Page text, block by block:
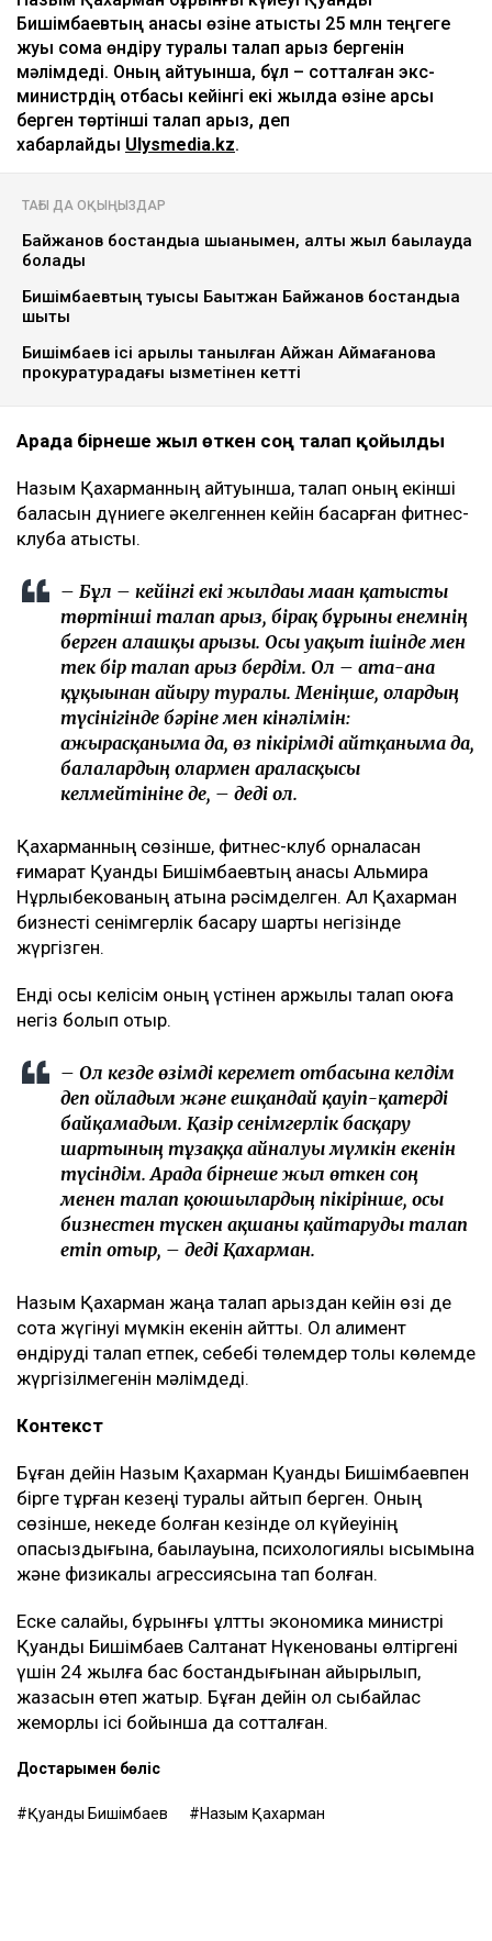
Бишімбаевтың анасы өзіне қатысты 25 млн теңгеге
жуық сома өндіру туралы талап арыз бергенін
мәлімдеді. Оның айтуынша, бұл – сотталған экс-
министрдің отбасы кейінгі екі жылда өзіне қарсы
берген төртінші талап арыз, деп
хабарлайды Ulysmedia.kz.
ТАҒЫ ДА ОҚЫҢЫЗДАР
Байжанов бостандыққа шыққанымен, алты жыл бақылауда
болады
Бишімбаевтың туысы Бақытжан Байжанов бостандыққа
шықты
Бишімбаев ісі арқылы танылған Айжан Аймағанова
прокуратурадағы қызметінен кетті
Арада бірнеше жыл өткен соң талап қойылды
Назым Қахарманның айтуынша, талап оның екінші
баласын дүниеге әкелгеннен кейін басқарған фитнес-
клубқа қатысты.
– Бұл – кейінгі екі жылдағы маған қатысты
төртінші талап арыз, бірақ бұрынғы енемнің
берген алғашқы арызы. Осы уақыт ішінде мен
тек бір талап арыз бердім. Ол – ата-ана
құқығынан айыру туралы. Меніңше, олардың
түсінігінде бәріне мен кінәлімін:
ажырасқаныма да, өз пікірімді айтқаныма да,
балалардың олармен араласқысы
келмейтініне де, – деді ол.
Қахарманның сөзінше, фитнес-клуб орналасқан
ғимарат Қуандық Бишімбаевтың анасы Альмира
Нұрлыбекованың атына рәсімделген. Ал Қахарман
бизнесті сенімгерлік басқару шарты негізінде
жүргізген.
Енді осы келісім оның үстінен қаржылық талап қоюға
негіз болып отыр.
– Ол кезде өзімді керемет отбасына келдім
деп ойладым және ешқандай қауіп-қатерді
байқамадым. Қазір сенімгерлік басқару
шартының тұзаққа айналуы мүмкін екенін
түсіндім. Арада бірнеше жыл өткен соң
менен талап қоюшылардың пікірінше, осы
бизнестен түскен ақшаны қайтаруды талап
етіп отыр, – деді Қахарман.
Назым Қахарман жаңа талап арыздан кейін өзі де
сотқа жүгінуі мүмкін екенін айтты. Ол алимент
өндіруді талап етпек, себебі төлемдер толық көлемде
жүргізілмегенін мәлімдеді.
Контекст
Бұған дейін Назым Қахарман Қуандық Бишімбаевпен
бірге тұрған кезеңі туралы айтып берген. Оның
сөзінше, некеде болған кезінде ол күйеуінің
опасыздығына, бақылауына, психологиялық қысымына
және физикалық агрессиясына тап болған.
Еске салайық, бұрынғы ұлттық экономика министрі
Қуандық Бишімбаев Салтанат Нүкенованы өлтіргені
үшін 24 жылға бас бостандығынан айырылып,
жазасын өтеп жатыр. Бұған дейін ол сыбайлас
жемқорлық ісі бойынша да сотталған.
Достарыңмен бөліс
Қуандық Бишімбаев Назым Қахарман